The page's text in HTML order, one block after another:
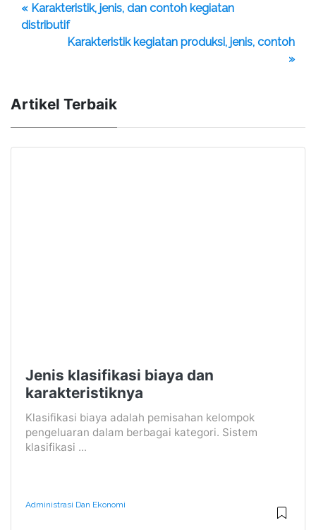
« Karakteristik, jenis, dan contoh kegiatan
distributif
Karakteristik kegiatan produksi, jenis, contoh
»
Artikel Terbaik
Jenis klasifikasi biaya dan
karakteristiknya
Klasifikasi biaya adalah pemisahan kelompok
pengeluaran dalam berbagai kategori. Sistem
klasifikasi ...
Administrasi Dan Ekonomi